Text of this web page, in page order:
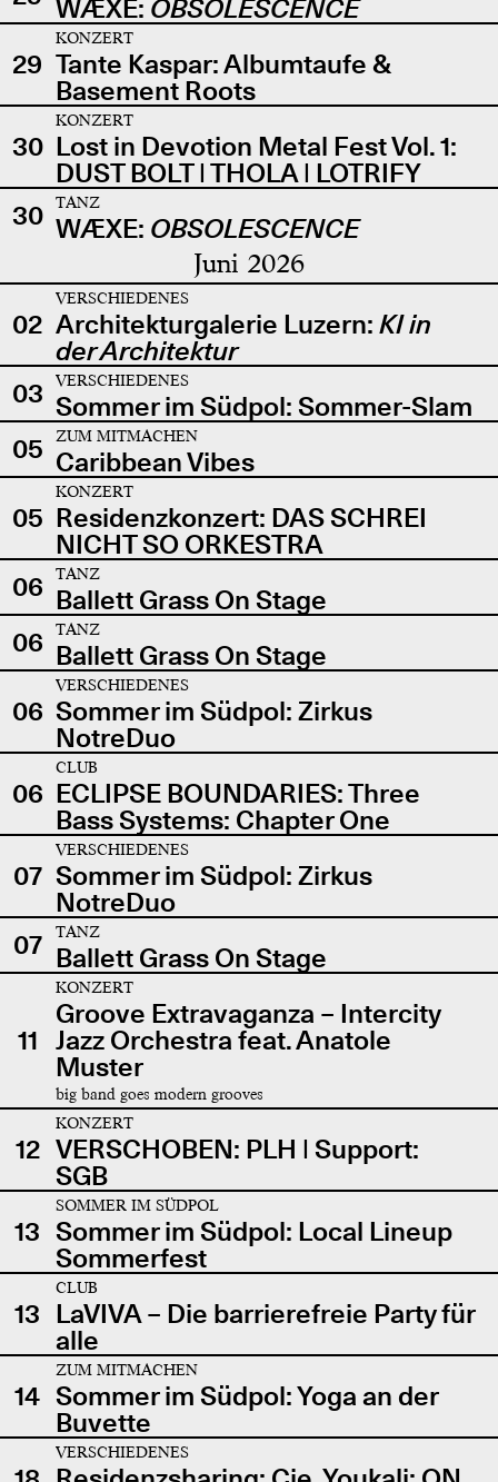
WÆXE: OBSOLESCENCE
29
KONZERT
Tante Kaspar: Albumtaufe &
Basement Roots
30
KONZERT
Lost in Devotion Metal Fest Vol. 1:
DUST BOLT | THOLA | LOTRIFY
30
TANZ
WÆXE: OBSOLESCENCE
Juni 2026
02
VERSCHIEDENES
Architekturgalerie Luzern: KI in
der Architektur
03
VERSCHIEDENES
Sommer im Südpol: Sommer-Slam
05
ZUM MITMACHEN
Caribbean Vibes
05
KONZERT
Residenzkonzert: DAS SCHREI
NICHT SO ORKESTRA
06
TANZ
Ballett Grass On Stage
06
TANZ
Ballett Grass On Stage
06
VERSCHIEDENES
Sommer im Südpol: Zirkus
NotreDuo
06
CLUB
ECLIPSE BOUNDARIES: Three
Bass Systems: Chapter One
07
VERSCHIEDENES
Sommer im Südpol: Zirkus
NotreDuo
07
TANZ
Ballett Grass On Stage
11
KONZERT
Groove Extravaganza – Intercity
Jazz Orchestra feat. Anatole
Muster
big band goes modern grooves
12
KONZERT
VERSCHOBEN: PLH | Support:
SGB
13
SOMMER IM SÜDPOL
Sommer im Südpol: Local Lineup
Sommerfest
13
CLUB
LaVIVA – Die barrierefreie Party für
alle
14
ZUM MITMACHEN
Sommer im Südpol: Yoga an der
Buvette
VERSCHIEDENES